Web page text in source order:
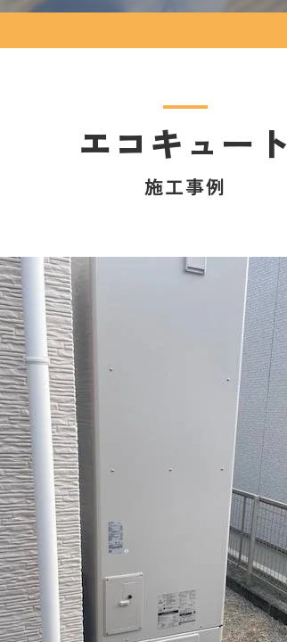
施工事例
エコキュート